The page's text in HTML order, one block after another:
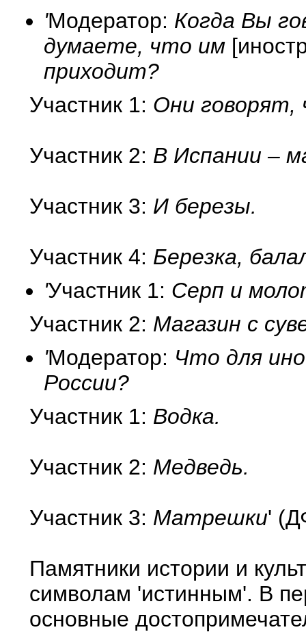
'Модератор: Когда Вы
думаете, что им
приходит?
Участник 1: Они говорят,
Участник 2: В Испании –
Участник 3: И березы.
Участник 4: Березка,
'Участник 1: Серп и
Участник 2: Магазин с
'Модератор: Что для
России?
Участник 1: Водка.
Участник 2: Медведь.
Участник 3: Матрешки'
Памятники истории и
символам 'истинным'. В
основные